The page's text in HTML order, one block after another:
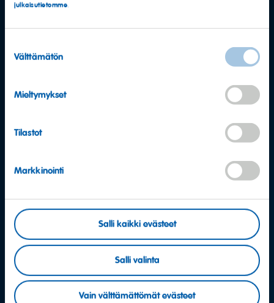
julkaisutietomme.
valinta
Välttämätön
Mieltymykset
Tilastot
Markkinointi
Salli kaikki evästeet
Salli valinta
Vain välttämättömät evästeet
Muuta kysyttävää?
Autamme mielellämme
Ota yhteyttä